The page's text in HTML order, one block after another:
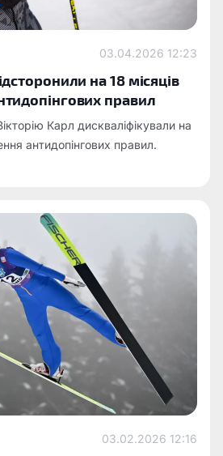
03.04.2026 12:23
на 18 місяців
правил
Карл дискваліфікували на
антидопінгових правил.
03.02.2026 12:16